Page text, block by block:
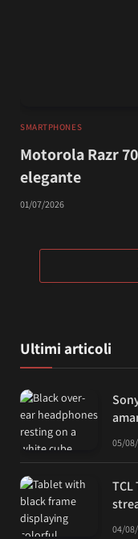
SMARTPHONES
Motorola Razr
elegante
01/07/2026
Ultimi articoli
05/
TCL
04/